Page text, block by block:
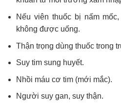
Nếu viên thuốc bị nấm
không được uống.
Thận trọng dùng thuốc trong
Suy tim sung huyết.
Nhồi máu cơ tim (mới mắc).
Người suy gan, suy thận.